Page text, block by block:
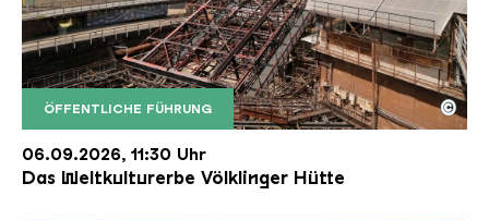
ÖFFENTLICHE FÜHRUNG
Der Erzschrägaufzug der Völklinger Hütte mit
Copyright: Weltkulturerbe Völklinger Hütte | Karl
©
06.09.2026, 11:30 Uhr
Das Weltkulturerbe Völklinger Hütte